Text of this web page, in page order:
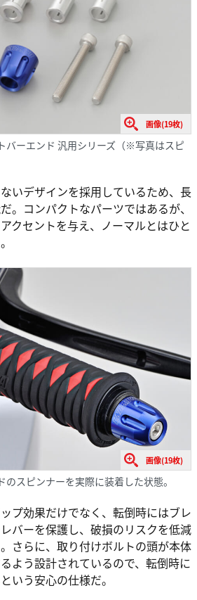
画像(19枚)
バーエンド 汎用シリーズ（※写真はスピ
いデザインを採用しているため、長
。コンパクトなパーツではあるが、
クセントを与え、ノーマルとはひと
画像(19枚)
スピンナーを実際に装着した状態。
プ効果だけでなく、転倒時にはブレ
バーを保護し、破損のリスクを低減
さらに、取り付けボルトの頭が本体
よう設計されているので、転倒時に
いう安心の仕様だ。